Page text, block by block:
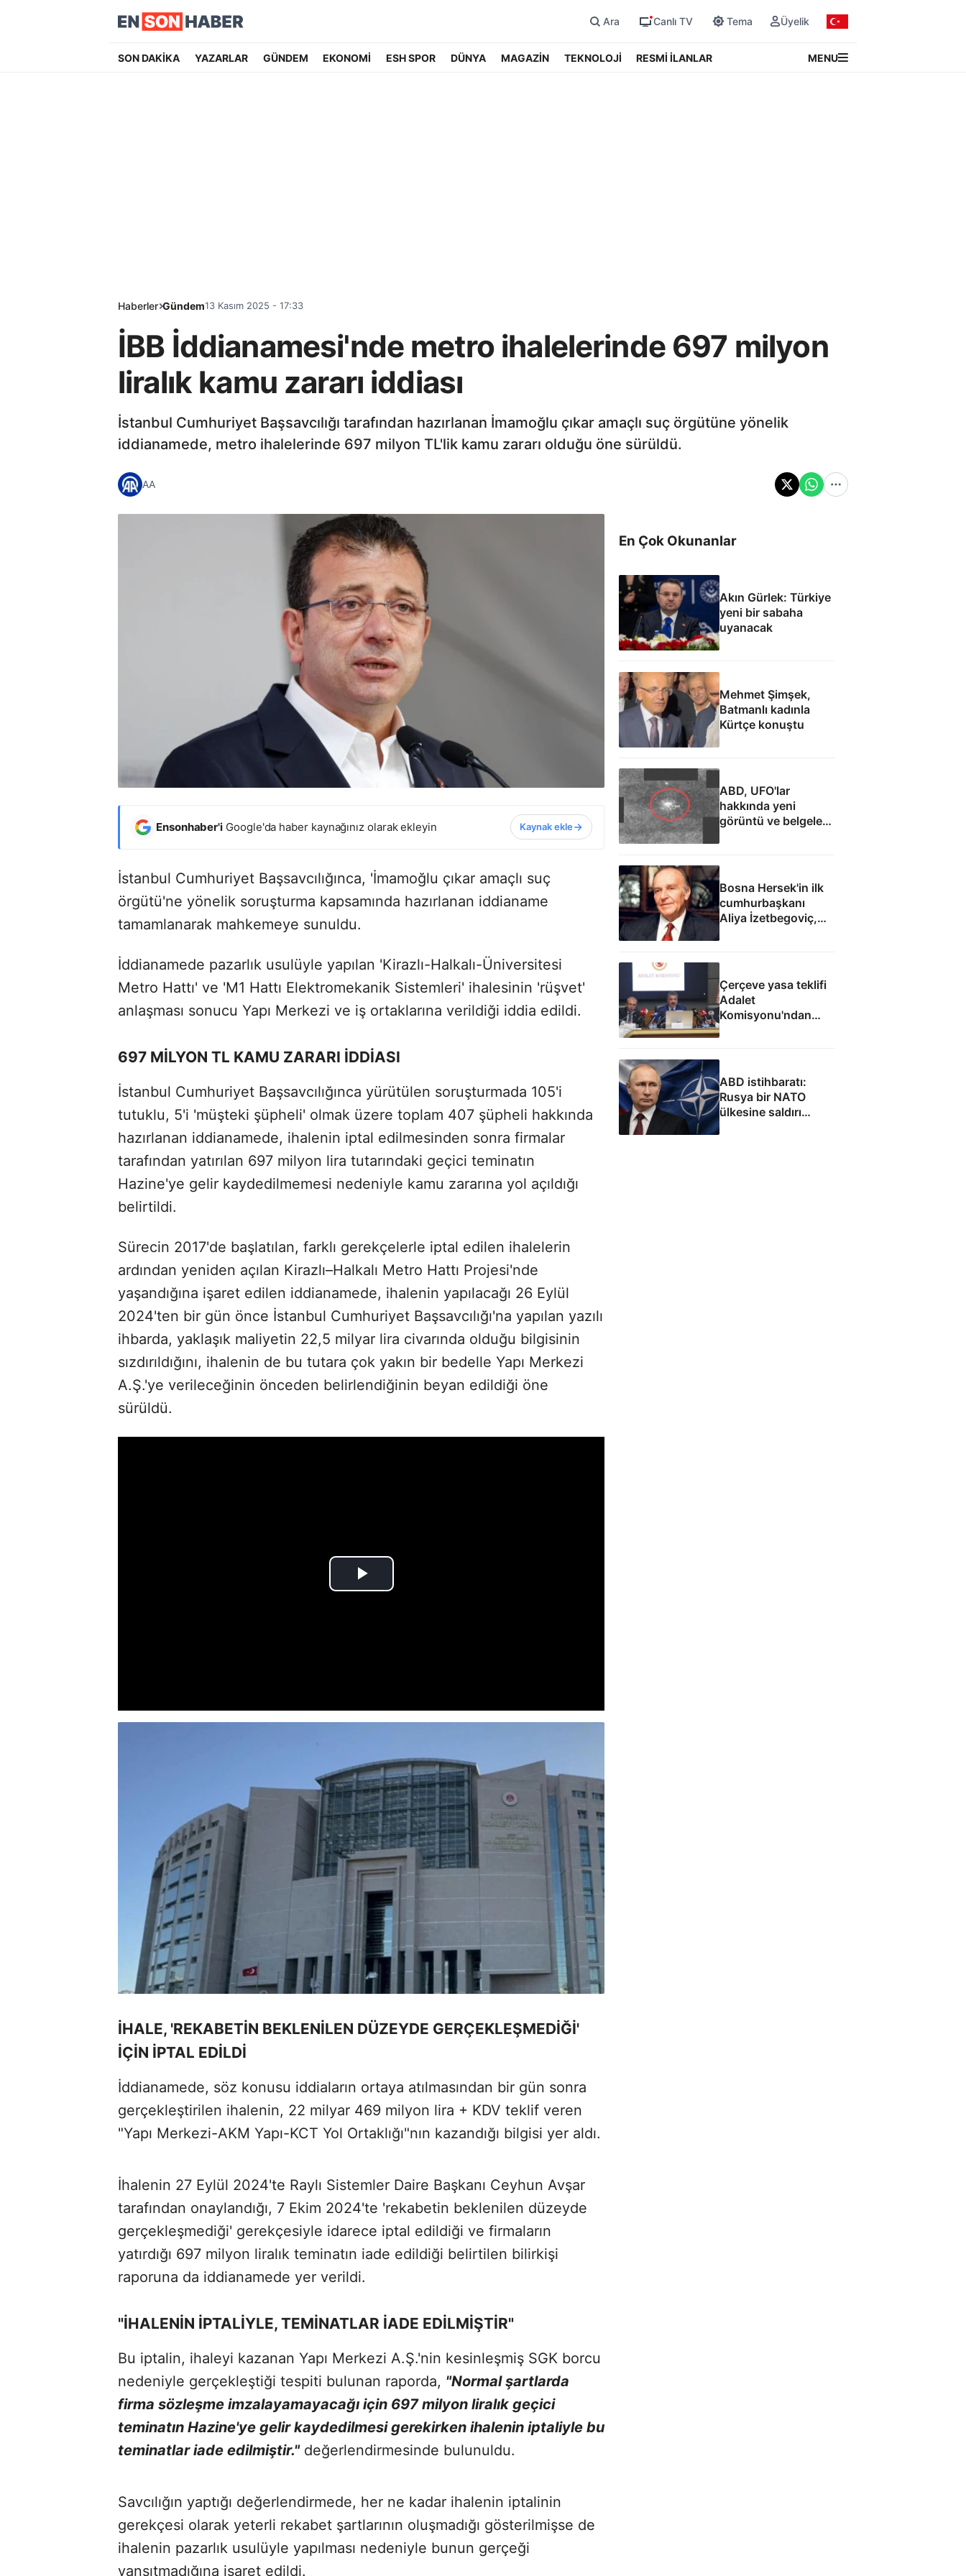
Ara Canlı TV Tema Üyelik
SON DAKİKA YAZARLAR GÜNDEM EKONOMİ ESH SPOR DÜNYA MAGAZİN TEKNOLOJİ RESMİ İLANLAR MENU
Haberler Gündem13 Kasım 2025 - 17:33
İBB İddianamesi'nde metro ihalelerinde 697 milyon
liralık kamu zararı iddiası
İstanbul Cumhuriyet Başsavcılığı tarafından hazırlanan İmamoğlu çıkar amaçlı suç örgütüne yönelik
iddianamede, metro ihalelerinde 697 milyon TL'lik kamu zararı olduğu öne sürüldü.
AA
Ensonhaber'i Google'da haber kaynağınız olarak ekleyin Kaynak ekle
İstanbul Cumhuriyet Başsavcılığınca, 'İmamoğlu çıkar amaçlı suç
örgütü'ne yönelik soruşturma kapsamında hazırlanan iddianame
tamamlanarak mahkemeye sunuldu.
İddianamede pazarlık usulüyle yapılan 'Kirazlı-Halkalı-Üniversitesi
Metro Hattı' ve 'M1 Hattı Elektromekanik Sistemleri' ihalesinin 'rüşvet'
anlaşması sonucu Yapı Merkezi ve iş ortaklarına verildiği iddia edildi.
697 MİLYON TL KAMU ZARARI İDDİASI
İstanbul Cumhuriyet Başsavcılığınca yürütülen soruşturmada 105'i
tutuklu, 5'i 'müşteki şüpheli' olmak üzere toplam 407 şüpheli hakkında
hazırlanan iddianamede, ihalenin iptal edilmesinden sonra firmalar
tarafından yatırılan 697 milyon lira tutarındaki geçici teminatın
Hazine'ye gelir kaydedilmemesi nedeniyle kamu zararına yol açıldığı
belirtildi.
Sürecin 2017'de başlatılan, farklı gerekçelerle iptal edilen ihalelerin
ardından yeniden açılan Kirazlı–Halkalı Metro Hattı Projesi'nde
yaşandığına işaret edilen iddianamede, ihalenin yapılacağı 26 Eylül
2024'ten bir gün önce İstanbul Cumhuriyet Başsavcılığı'na yapılan yazılı
ihbarda, yaklaşık maliyetin 22,5 milyar lira civarında olduğu bilgisinin
sızdırıldığını, ihalenin de bu tutara çok yakın bir bedelle Yapı Merkezi
A.Ş.'ye verileceğinin önceden belirlendiğinin beyan edildiği öne
sürüldü.
İHALE, 'REKABETİN BEKLENİLEN DÜZEYDE GERÇEKLEŞMEDİĞİ'
İÇİN İPTAL EDİLDİ
İddianamede, söz konusu iddiaların ortaya atılmasından bir gün sonra
gerçekleştirilen ihalenin, 22 milyar 469 milyon lira + KDV teklif veren
"Yapı Merkezi-AKM Yapı-KCT Yol Ortaklığı"nın kazandığı bilgisi yer aldı.
İhalenin 27 Eylül 2024'te Raylı Sistemler Daire Başkanı Ceyhun Avşar
tarafından onaylandığı, 7 Ekim 2024'te 'rekabetin beklenilen düzeyde
gerçekleşmediği' gerekçesiyle idarece iptal edildiği ve firmaların
yatırdığı 697 milyon liralık teminatın iade edildiği belirtilen bilirkişi
raporuna da iddianamede yer verildi.
"İHALENİN İPTALİYLE, TEMİNATLAR İADE EDİLMİŞTİR"
Bu iptalin, ihaleyi kazanan Yapı Merkezi A.Ş.'nin kesinleşmiş SGK borcu
nedeniyle gerçekleştiği tespiti bulunan raporda, "Normal şartlarda
firma sözleşme imzalayamayacağı için 697 milyon liralık geçici
teminatın Hazine'ye gelir kaydedilmesi gerekirken ihalenin iptaliyle bu
teminatlar iade edilmiştir."değerlendirmesinde bulunuldu.
Savcılığın yaptığı değerlendirmede, her ne kadar ihalenin iptalinin
gerekçesi olarak yeterli rekabet şartlarının oluşmadığı gösterilmişse de
ihalenin pazarlık usulüyle yapılması nedeniyle bunun gerçeği
yansıtmadığına işaret edildi.
En Çok Okunanlar
Akın Gürlek: Türkiye
yeni bir sabaha
uyanacak
Mehmet Şimşek,
Batmanlı kadınla
Kürtçe konuştu
ABD, UFO'lar
hakkında yeni
görüntü ve belgeler
Bosna Hersek'in ilk
cumhurbaşkanı
Aliya İzetbegoviç,
Çerçeve yasa teklifi
Adalet
Komisyonu'ndan
geçti
ABD istihbaratı:
Rusya bir NATO
ülkesine saldırı
düzenleyebilir